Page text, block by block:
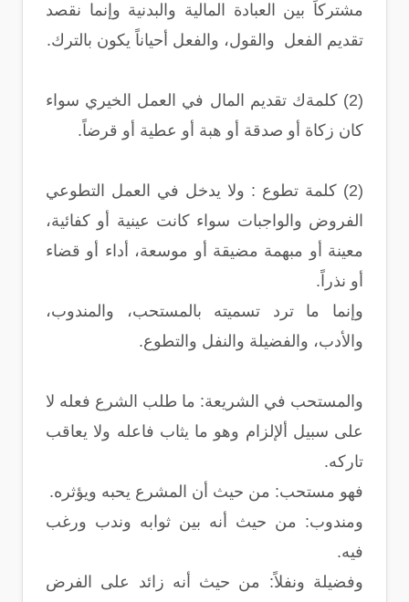
مشتركاً بين العبادة المالية والبدنية وإنما نقصد
تقديم الفعل والقول، والفعل أحياناً يكون بالترك.
(2) كلمةك تقديم المال في العمل الخيري سواء
كان زكاة أو صدقة أو هبة أو عطية أو قرضاً.
(2) كلمة تطوع : ولا يدخل في العمل التطوعي
الفروض والواجبات سواء كانت عينية أو كفائية،
معينة أو مبهمة مضيقة أو موسعة، أداء أو قضاء
أو نذراً.
وإنما ما ترد تسميته بالمستحب، والمندوب،
والأدب، والفضيلة والنفل والتطوع.
والمستحب في الشريعة: ما طلب الشرع فعله لا
على سبيل ألإلزام وهو ما يثاب فاعله ولا يعاقب
تاركه.
فهو مستحب: من حيث أن المشرع يحبه ويؤثره.
ومندوب: من حيث أنه بين ثوابه وندب ورغب
فيه.
وفضيلة ونفلاً: من حيث أنه زائد على الفرض